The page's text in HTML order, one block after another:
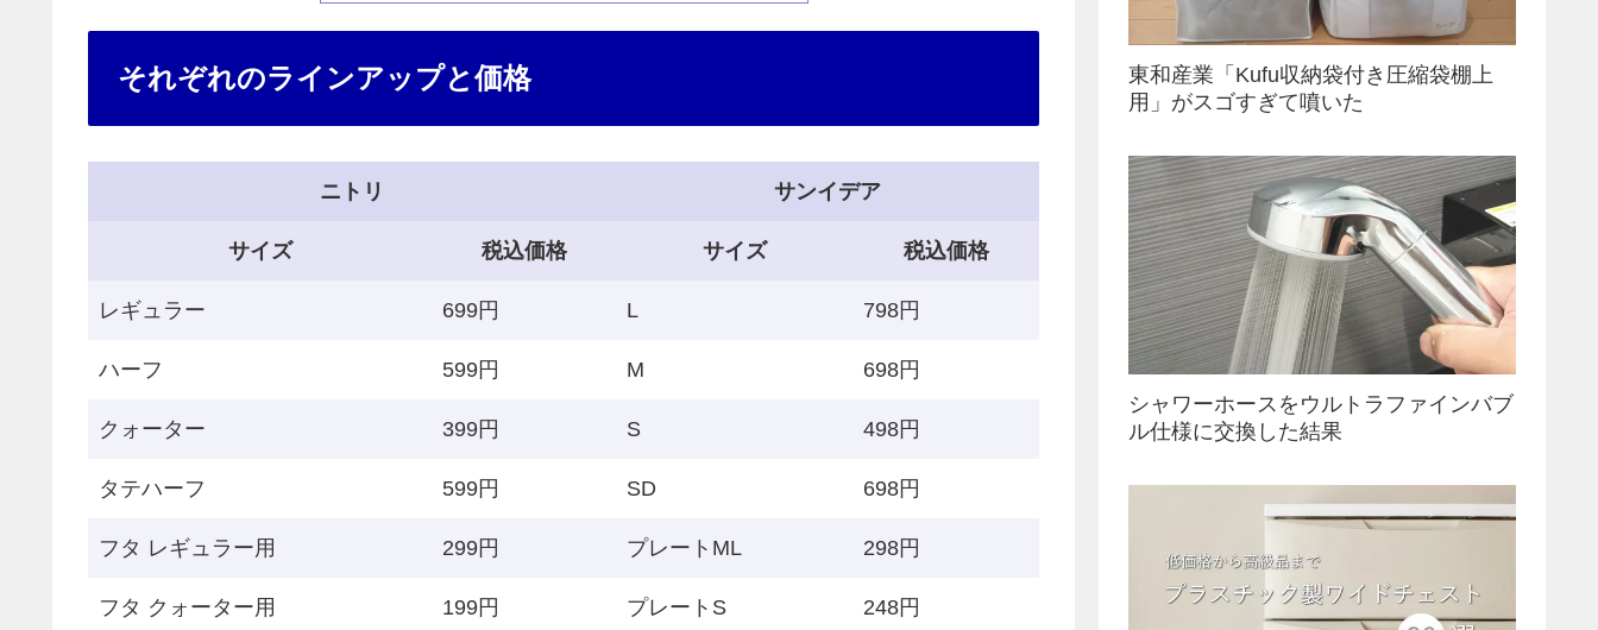
それぞれのラインアップと価格
ニトリ サンイデア
サイズ 税込価格 サイズ 税込価格
レギュラー 699円 L 798円
ハーフ 599円 M 698円
クォーター 399円 S 498円
タテハーフ 599円 SD 698円
フタ レギュラー用 299円 プレートML 298円
フタ クォーター用 199円 プレートS 248円
東和産業「Kufu収納袋付き圧縮袋棚上
用」がスゴすぎて噴いた
シャワーホースをウルトラファインバブ
ル仕様に交換した結果